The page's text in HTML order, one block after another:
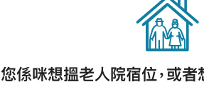
護理評估、執藥、核派藥、
您係咪想搵老人院宿位，或者